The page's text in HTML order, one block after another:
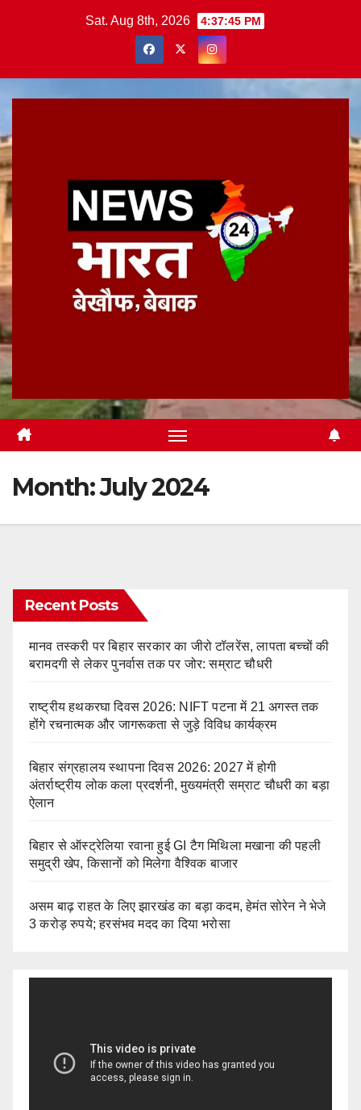
Sat. Aug 8th, 2026 4:37:47 PM
Month:July 2024
Recent Posts
मानव तस्करी पर बिहार सरकार का जीरो टॉलरेंस, लापता बच्चों की
बरामदगी से लेकर पुनर्वास तक पर जोर: सम्राट चौधरी
राष्ट्रीय हथकरघा दिवस 2026: NIFT पटना में 21 अगस्त तक
होंगे रचनात्मक और जागरूकता से जुड़े विविध कार्यक्रम
बिहार संग्रहालय स्थापना दिवस 2026: 2027 में होगी
अंतर्राष्ट्रीय लोक कला प्रदर्शनी, मुख्यमंत्री सम्राट चौधरी का बड़ा
ऐलान
बिहार से ऑस्ट्रेलिया रवाना हुई GI टैग मिथिला मखाना की पहली
समुद्री खेप, किसानों को मिलेगा वैश्विक बाजार
असम बाढ़ राहत के लिए झारखंड का बड़ा कदम, हेमंत सोरेन ने भेजे
3 करोड़ रुपये; हरसंभव मदद का दिया भरोसा